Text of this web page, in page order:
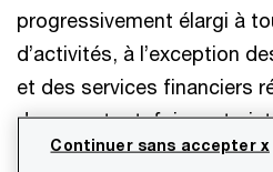
progressivement élargi à
d’activités, à l’exception
et des services financiers
demeure toutefois
groupes multinationaux
Continuer sans accepter x